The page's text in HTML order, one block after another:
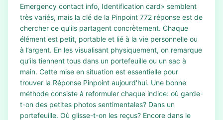
Emergency contact info, Identification card» semblent
très variés, mais la clé de la Pinpoint 772 réponse est de
chercher ce qu’ils partagent concrètement. Chaque
élément est petit, portable et lié à la vie personnelle ou
à l’argent. En les visualisant physiquement, on remarque
qu’ils tiennent tous dans un portefeuille ou un sac à
main. Cette mise en situation est essentielle pour
trouver la Réponse Pinpoint aujourd'hui. Une bonne
méthode consiste à reformuler chaque indice: où garde-
t-on des petites photos sentimentales? Dans un
portefeuille. Où glisse-t-on les reçus? Encore dans le